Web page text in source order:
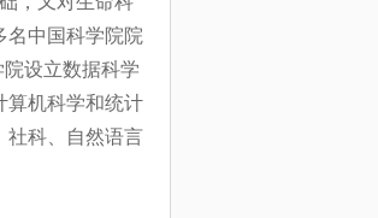
名中国科学院院
设立数据科学
算机科学和统计
社科、自然语言